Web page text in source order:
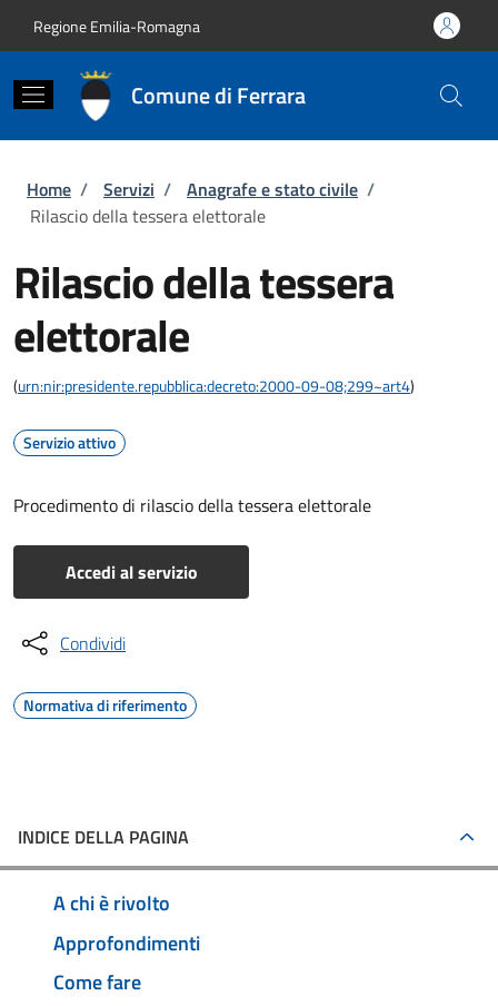
Regione Emilia-Romagna
Comune di Ferrara
Briciole di pane
Home / Servizi / Anagrafe e stato civile /
Rilascio della tessera elettorale
Rilascio della tessera
elettorale
(urn:nir:presidente.repubblica:decreto:2000-09-08;299~art4)
Servizio attivo
Procedimento di rilascio della tessera elettorale
Accedi al servizio
Condividi
Normativa di riferimento
INDICE DELLA PAGINA
A chi è rivolto
Approfondimenti
Come fare